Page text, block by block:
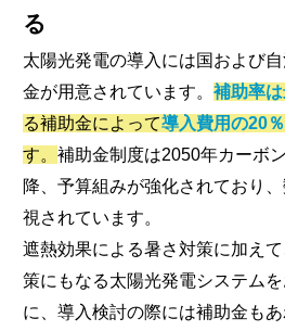
る
太陽光発電の導入には国および
金が用意されています。 補助率
る補助金によって導入費用の20
す。 補助金制度は2050年カーボ
降、予算組みが強化されており
視されています。
遮熱効果による暑さ対策に加え
策にもなる太陽光発電システム
に、導入検討の際には補助金も